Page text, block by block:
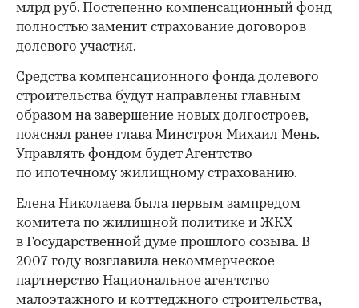
млрд руб. Постепенно компенсационный фонд
полностью заменит страхование договоров
долевого участия.
Средства компенсационного фонда долевого
строительства будут направлены главным
образом на завершение новых долгостроев,
пояснял ранее глава Минстроя Михаил Мень.
Управлять фондом будет Агентство
по ипотечному жилищному страхованию.
Елена Николаева была первым зампредом
комитета по жилищной политике и ЖКХ
в Государственной думе прошлого созыва. В
2007 году возглавила некоммерческое
партнерство Национальное агентство
малоэтажного и коттеджного строительства,